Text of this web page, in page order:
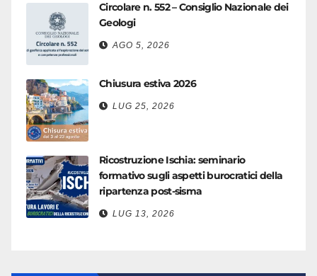
Circolare n. 552 – Consiglio Nazionale dei
Geologi
AGO 5, 2026
Chiusura estiva 2026
LUG 25, 2026
Ricostruzione Ischia: seminario
formativo sugli aspetti burocratici della
ripartenza post-sisma
LUG 13, 2026